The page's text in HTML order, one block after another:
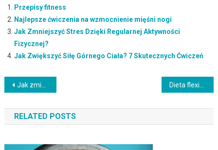
Przepisy fitness
Najlepsze ćwiczenia na wzmocnienie mięśni nogi
Jak Zmniejszyć Stres Dzięki Regularnej Aktywności
Fizycznej?
Jak Zwiększyć Siłę Górnego Ciała? 7 Skutecznych Ćwiczeń
Nawigacja
wpisu
Jak zminimalizować spożycie sztucznych dodatków i konserwantów? Dieta flexitarian – elastyczne podejście do jedzenia mięsa
RELATED POSTS